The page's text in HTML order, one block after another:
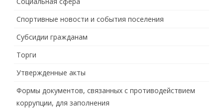
Спортивные новости и события поселения
Субсидии гражданам
Торги
Утвержденные акты
Формы документов, связанных с противодействием
коррупции, для заполнения